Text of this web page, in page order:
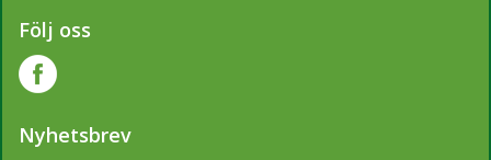
Följ oss
Nyhetsbrev